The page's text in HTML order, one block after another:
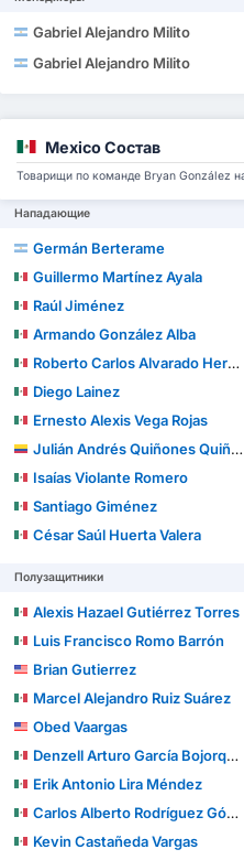
Gabriel Alejandro Milito
Gabriel Alejandro Milito
Mexico Состав
Товарищи по команде Bryan González
Нападающие
Germán Berterame
Guillermo Martínez Ayala
Raúl Jiménez
Armando González Alba
Roberto Carlos Alvarado Hernández
Diego Lainez
Ernesto Alexis Vega Rojas
Julián Andrés Quiñones Quiñones
Isaías Violante Romero
Santiago Giménez
César Saúl Huerta Valera
Полузащитники
Alexis Hazael Gutiérrez Torres
Luis Francisco Romo Barrón
Brian Gutierrez
Marcel Alejandro Ruiz Suárez
Obed Vaargas
Denzell Arturo García Bojorquez
Erik Antonio Lira Méndez
Carlos Alberto Rodríguez Gómez
Kevin Castañeda Vargas